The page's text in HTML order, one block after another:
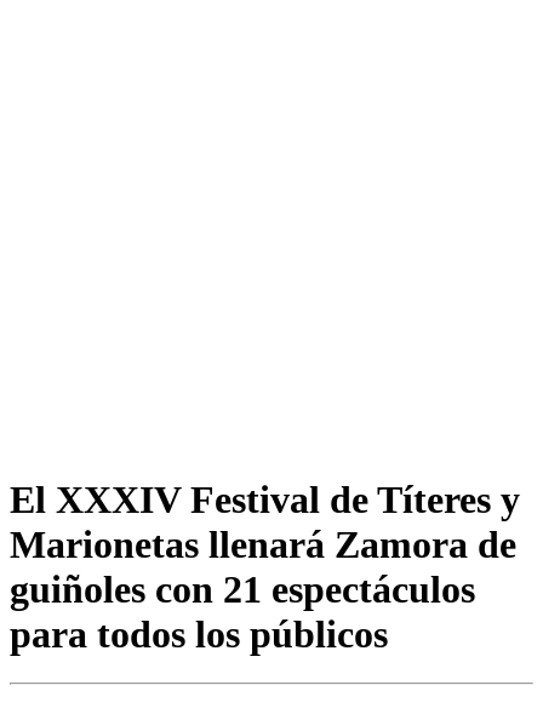
El XXXIV Festival de Títeres y
Marionetas llenará Zamora de
guiñoles con 21 espectáculos
para todos los públicos